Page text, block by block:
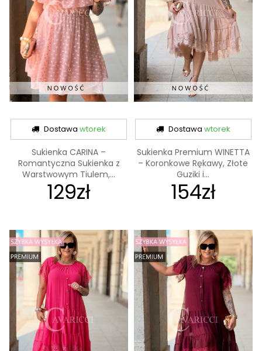
Dostawawtorek
Sukienka CARINA –
Romantyczna Sukienka z
Warstwowym Tiulem,...
129zł
Dostawa wtorek
Sukienka Premium WINETTA
– Koronkowe Rękawy, Złote
Guziki i...
154zł